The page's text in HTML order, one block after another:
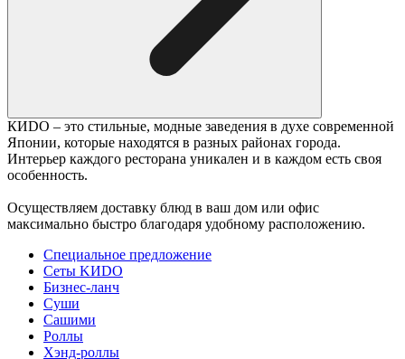
КИDO – это стильные, модные заведения в духе современной
Японии, которые находятся в разных районах города.
Интерьер каждого ресторана уникален и в каждом есть своя
особенность.
Осуществляем доставку блюд в ваш дом или офис
максимально быстро благодаря удобному расположению.
Специальное предложение
Сеты KИDO
Бизнес-ланч
Суши
Сашими
Роллы
Хэнд-роллы